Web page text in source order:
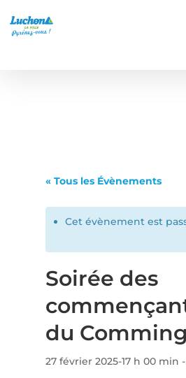
« Tous les Évènements
Cet évènement est
Soirée des
du
27 février 2025-17 h 00 min -